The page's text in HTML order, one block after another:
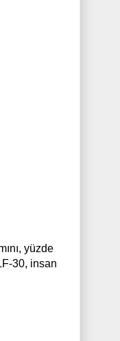
yüzde
30, insan